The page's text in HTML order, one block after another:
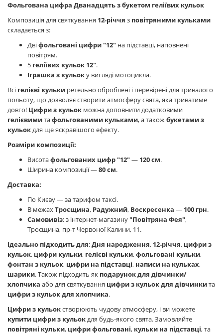
Фольгована цифра Дванадцять з букетом геліївих кульок
Композиція для святкування 12-річчя з повітряними кульками
складається з:
Двіфольговані цифри "12" на підставці, наповнені
повітрям.
5 геліївих кульок 12".
Іграшка з кульоку вигляді мотоцикла.
Всі гелієві кульки ретельно оброблені і перевірені для тривалого
польоту, що дозволяє створити атмосферу свята, яка триватиме
довго! Цифри з кульок можна доповнити додатковими
гелієвимитафольгованими кульками, а такожбукетами з
кульокдля ще яскравішого ефекту.
Розміри композиції:
Висотафольгованих цифр "12"— 120 см.
Ширина композиції —80 см.
Доставка:
По Києву — за тарифом таксі.
В межахТроєщина, Радужний, Воскресенка — 100 грн.
Самовивіз: з інтернет-магазину"Повітряна Фея",
Троєщина, пр-т Червоної Калини, 11.
Ідеально підходить для:Дня народження, 12-річчя, цифри з
кульок, цифри кульки, гелієві кульки,фольговані кульки,
фонтан з кульок, цифри на підставці, написи на кульках,
шарики. Також підходить як подарунок для дівчинки/
хлопчика або для святкування цифри з кульок для дівчинкита
цифри з кульок для хлопчика.
Цифри з кульокстворюють чудову атмосферу, і ви можете
купити цифри з кульокдля будь-якого свята. Замовляйте
повітряні кульки, цифри фольговані, кульки на підставці, та